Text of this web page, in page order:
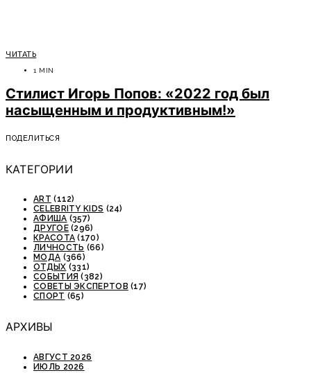
ЧИТАТЬ
1 MIN
Стилист Игорь Попов: «2022 год был
насыщенным и продуктивным!»
ПОДЕЛИТЬСЯ
КАТЕГОРИИ
ART (112)
CELEBRITY KIDS (24)
АФИША (357)
ДРУГОЕ(296)
КРАСОТА (170)
ЛИЧНОСТЬ (66)
МОДА (366)
ОТДЫХ (331)
СОБЫТИЯ (382)
СОВЕТЫ ЭКСПЕРТОВ (17)
СПОРТ (65)
АРХИВЫ
АВГУСТ 2026
ИЮЛЬ 2026